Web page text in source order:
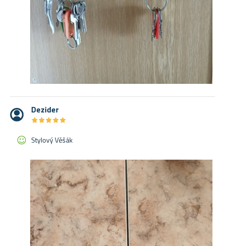
Dezider
★★★★★
★★★★★
Stylový Věšák